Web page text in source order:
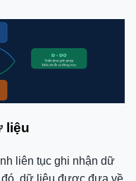
liệu
liên tục ghi nhận dữ
dữ liệu được đưa về